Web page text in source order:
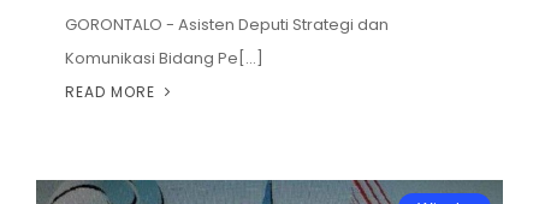
GORONTALO - Asisten Deputi Strategi dan
Komunikasi Bidang Pe[...]
READ MORE